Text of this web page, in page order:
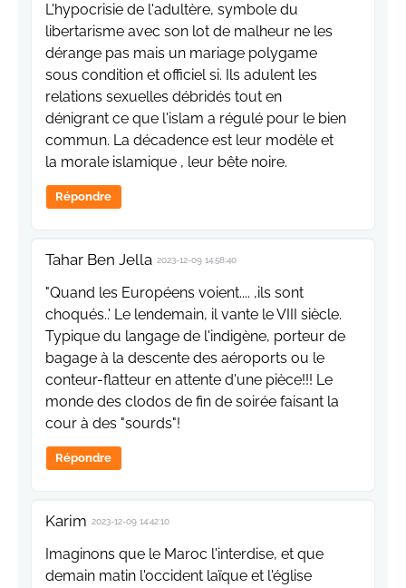
L'hypocrisie de l'adultère, symbole du
libertarisme avec son lot de malheur ne les
dérange pas mais un mariage polygame
sous condition et officiel si. Ils adulent les
relations sexuelles débridés tout en
dénigrant ce que l'islam a régulé pour le bien
commun. La décadence est leur modèle et
la morale islamique , leur bête noire.
Répondre
Tahar Ben Jella 2023-12-09 14:58:40
"Quand les Européens voient.... ,ils sont
choqués..' Le lendemain, il vante le VIII siècle.
Typique du langage de l'indigène, porteur de
bagage à la descente des aéroports ou le
conteur-flatteur en attente d'une pièce!!! Le
monde des clodos de fin de soirée faisant la
cour à des "sourds"!
Répondre
Karim 2023-12-09 14:42:10
Imaginons que le Maroc l'interdise, et que
demain matin l'occident laïque et l'église